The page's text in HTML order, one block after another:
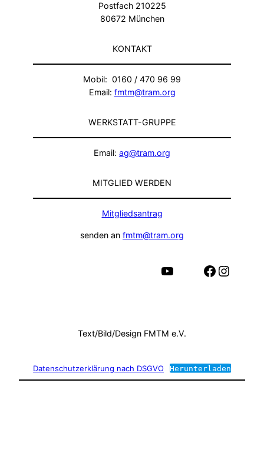
Postfach 210225
80672 München
KONTAKT
Mobil: 0160 / 470 96 99
Email: fmtm@tram.org
WERKSTATT-GRUPPE
Email: ag@tram.org
MITGLIED WERDEN
Mitgliedsantrag
senden an fmtm@tram.org
Facebook Instagram
YouTube
Text/Bild/Design FMTM e.V.
Datenschutzerklärung nach DSGVO Herunterladen